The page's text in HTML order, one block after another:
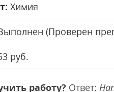
Химия
(Проверен
руб.
работу? Ответ: